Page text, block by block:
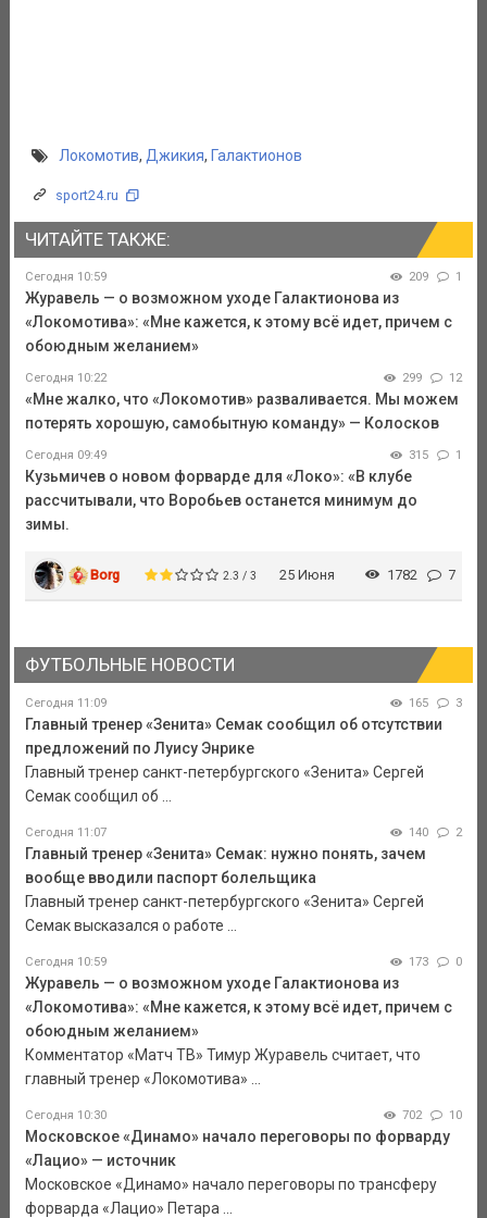
Локомотив, Джикия, Галактионов
sport24.ru
ЧИТАЙТЕ ТАКЖЕ:
Сегодня 10:59 209 1
Журавель — о возможном уходе Галактионова из
«Локомотива»: «Мне кажется, к этому всё идет, причем с
обоюдным желанием»
Сегодня 10:22 299 12
«Мне жалко, что «Локомотив» разваливается. Мы можем
потерять хорошую, самобытную команду» — Колосков
Сегодня 09:49 315 1
Кузьмичев о новом форварде для «Локо»: «В клубе
рассчитывали, что Воробьев останется минимум до
зимы.
Borg 2.3 / 3 25 Июня 1782 7
ФУТБОЛЬНЫЕ НОВОСТИ
Сегодня 11:09 165 3
Главный тренер «Зенита» Семак сообщил об отсутствии
предложений по Луису Энрике
Главный тренер санкт-петербургского «Зенита» Сергей
Семак сообщил об ...
Сегодня 11:07 140 2
Главный тренер «Зенита» Семак: нужно понять, зачем
вообще вводили паспорт болельщика
Главный тренер санкт-петербургского «Зенита» Сергей
Семак высказался о работе ...
Сегодня 10:59 173 0
Журавель — о возможном уходе Галактионова из
«Локомотива»: «Мне кажется, к этому всё идет, причем с
обоюдным желанием»
Комментатор «Матч ТВ» Тимур Журавель считает, что
главный тренер «Локомотива» ...
Сегодня 10:30 702 10
Московское «Динамо» начало переговоры по форварду
«Лацио» — источник
Московское «Динамо» начало переговоры по трансферу
форварда «Лацио» Петара ...